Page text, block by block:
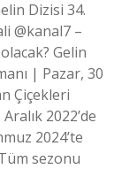
Dizisi 34.
@kanal7 –
Gelin
| Pazar, 30
Çiçekleri
2022’de
2024’te
sezonu